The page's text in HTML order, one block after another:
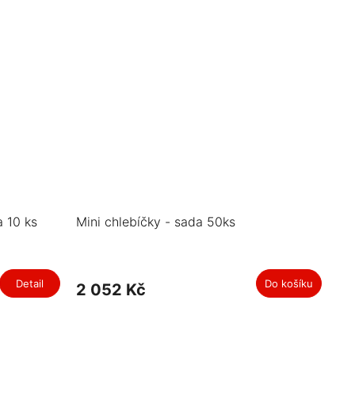
10 ks
Detail
Mini chlebíčky - sada 50ks
2 052 Kč Do košíku